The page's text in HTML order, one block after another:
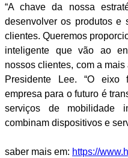
“A chave da nossa
desenvolver os produtos e
clientes. Queremos
inteligente que vão ao
nossos clientes, com a
Presidente Lee. “O eixo
empresa para o futuro é
serviços de mobilidade
combinam dispositivos e
saber mais em: https://